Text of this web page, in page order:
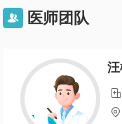
 医师团队

